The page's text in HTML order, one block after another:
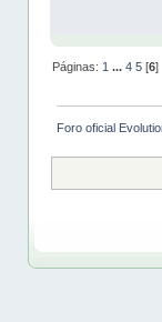
Páginas: 1 ... 4 5[6]
Foro oficial